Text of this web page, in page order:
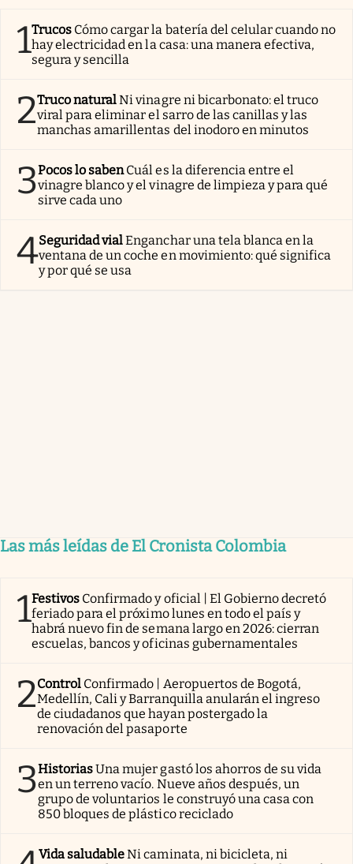
1Trucos Cómo cargar la batería del celular cuando no
hay electricidad en la casa: una manera efectiva,
segura y sencilla
2Truco naturalNi vinagre ni bicarbonato: el truco
viral para eliminar el sarro de las canillas y las
manchas amarillentas del inodoro en minutos
3Pocos lo sabenCuál es la diferencia entre el
vinagre blanco y el vinagre de limpieza y para qué
sirve cada uno
4Seguridad vialEnganchar una tela blanca en la
ventana de un coche en movimiento: qué significa
y por qué se usa
Las más leídas de El Cronista Colombia
1Festivos Confirmado y oficial | El Gobierno decretó
feriado para el próximo lunes en todo el país y
habrá nuevo fin de semana largo en 2026: cierran
escuelas, bancos y oficinas gubernamentales
2Control Confirmado | Aeropuertos de Bogotá,
Medellín, Cali y Barranquilla anularán el ingreso
de ciudadanos que hayan postergado la
renovación del pasaporte
3HistoriasUna mujer gastó los ahorros de su vida
en un terreno vacío. Nueve años después, un
grupo de voluntarios le construyó una casa con
850 bloques de plástico reciclado
Vida saludableNi caminata, ni bicicleta, ni